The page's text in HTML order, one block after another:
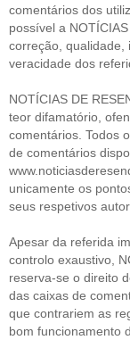
comentários dos
possível a
correção, qualidade,
veracidade dos
NOTÍCIAS DE
teor difamatório,
comentários. Todos
de comentários
unicamente os
seus respetivos
Apesar da referida
controlo exaustivo,
reserva-se o direito
das caixas de
que contrariem as
bom funcionamento